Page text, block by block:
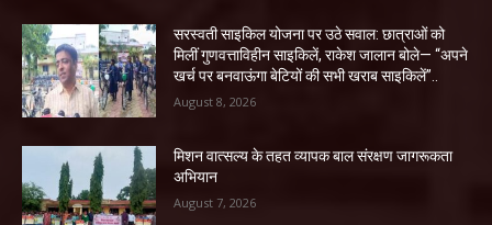
सरस्वती साइकिल योजना पर उठे सवाल: छात्राओं को
मिलीं गुणवत्ताविहीन साइकिलें, राकेश जालान बोले— “अपने
खर्च पर बनवाऊंगा बेटियों की सभी खराब साइकिलें”..
August 8, 2026
मिशन वात्सल्य के तहत व्यापक बाल संरक्षण जागरूकता
अभियान
August 7, 2026